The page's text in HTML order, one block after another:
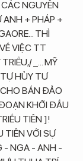
NGUYÊN
+ PHÁP +
THÌ
VIỆC TT
_... MỸ
HỦY TƯ
BÁN ĐẢO
KHỞI ĐẦU
TIÊN ]!
TIÊN VỚI SỰ
- NGA - ANH -